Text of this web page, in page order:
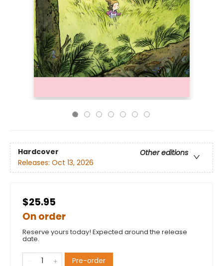
Hardcover
Other editions
Releases: Oct 13, 2026
$25.95
On order
Reserve yours today! Expected around the release
date.
Pre-order